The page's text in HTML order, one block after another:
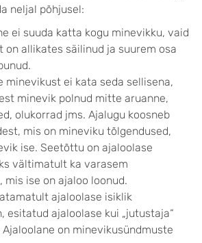
neljal põhjusel:
ei suuda katta kogu minevikku, vaid
on allikates säilinud ja suurem osa
minevikust ei kata seda sellisena,
minevik polnud mitte aruanne,
olukorrad jms. Ajalugu koosneb
mis on mineviku tõlgendused,
ise. Seetõttu on ajaloolase
vältimatult ka varasem
mis ise on ajaloo loonud.
ajaloolase isiklik
esitatud ajaloolase kui „jutustaja“
on minevikusündmuste